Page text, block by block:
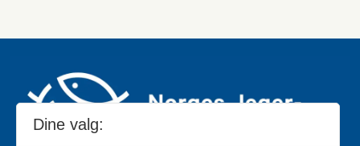
Dine valg: